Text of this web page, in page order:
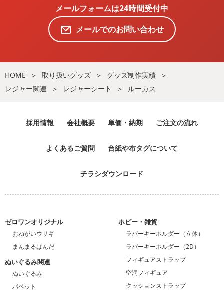
メールフォームは24時間受付中
メールでのお問い合わせ
HOME 取り扱いグッズ
グッズ制作実績
レジャー関連
レジャーシート ルーカス
採用情報 会社概要 単価・納期 ご注文の流れ
よくあるご質問 台紙や布タグについて
チラシダウンロード
ゼロワンオリジナル
おねがいウサギ
まんまるぱんだ
ぬいぐるみ関連
ぬいぐるみ
パペット
ホビー・雑貨
ラバーキーホルダー（立体）
ラバーキーホルダー（2D）
フィギュアストラップ
空洞フィギュア
クッションストラップ